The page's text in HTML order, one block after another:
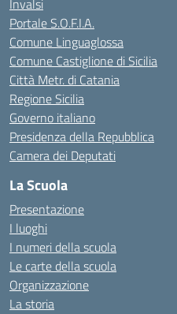
Invalsi
Portale S.O.F.I.A.
Comune Linguaglossa
Comune Castiglione di Sicilia
Città Metr. di Catania
Regione Sicilia
Governo italiano
Presidenza della Repubblica
Camera dei Deputati
La Scuola
Presentazione
I luoghi
I numeri della scuola
Le carte della scuola
Organizzazione
La storia